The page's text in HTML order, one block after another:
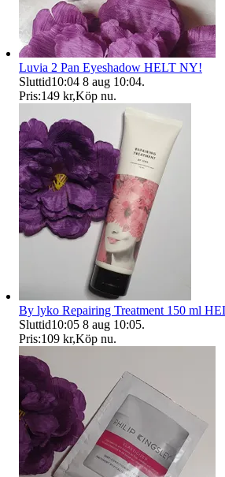
Luvia 2 Pan Eyeshadow HELT NY!
Sluttid10:04 8 aug 10:04.
Pris:149 kr,Köp nu.
By lyko Repairing Treatment 150 ml
Sluttid10:05 8 aug 10:05.
Pris:109 kr,Köp nu.